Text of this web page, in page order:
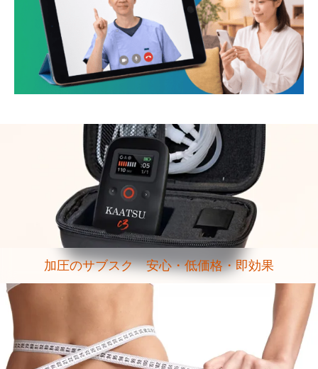
加圧のサブスク 安心・低価格・即効果